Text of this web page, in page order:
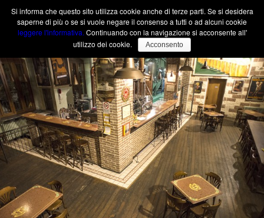
Si informa che questo sito utilizza cookie anche di terze parti. Se si desidera
saperne di più o se si vuole negare il consenso a tutti o ad alcuni cookie
leggere l'informativa. Continuando con la navigazione si acconsente all'
utilizzo dei cookie.
Acconsento